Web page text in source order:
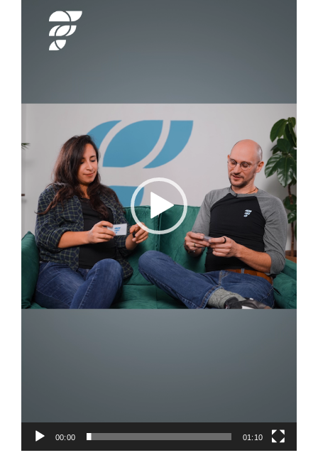
00:00 01:10